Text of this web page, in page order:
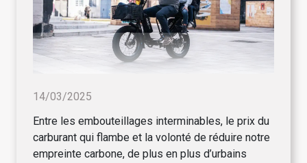
14/03/2025
Entre les embouteillages interminables, le prix du
carburant qui flambe et la volonté de réduire notre
empreinte carbone, de plus en plus d’urbains